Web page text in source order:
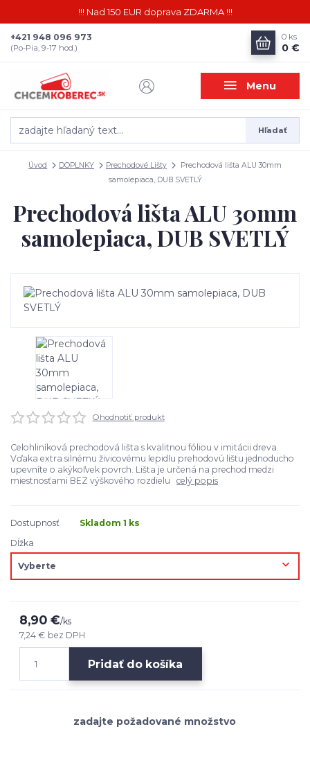
!!! Nad 150 EUR doprava ZDARMA !!!
Menu
Hľadať
+421 948 096 973
(Po-Pia, 9-17 hod.)
0 ks
0 €
Úvod DOPLNKY Prechodové Lišty
Prechodová lišta ALU 30mm
samolepiaca, DUB SVETLÝ
Prechodová lišta ALU 30mm
samolepiaca, DUB SVETLÝ
Ohodnotiť produkt
Celohliníková prechodová lišta s kvalitnou fóliou v imitácii dreva.
Vďaka extra silnému živicovému lepidlu prehodovú lištu jednoducho
upevníte o akýkoľvek povrch. Lišta je určená na prechod medzi
miestnosťami BEZ výškového rozdielu celý popis
Dostupnosť
Skladom 1 ks
Dĺžka
8,90 €/ks
7,24 € bez DPH
Pridať do košíka